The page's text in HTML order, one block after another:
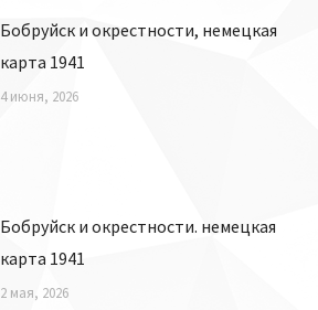
Бобруйск и окрестности, немецкая
карта 1941
4 июня, 2026
Бобруйск и окрестности. немецкая
карта 1941
2 мая, 2026